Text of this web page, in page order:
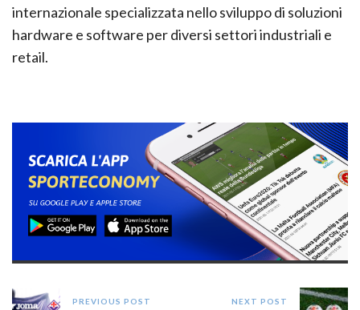
internazionale specializzata nello sviluppo di soluzioni
hardware e software per diversi settori industriali e
retail.
PREVIOUS POST NEXT POST